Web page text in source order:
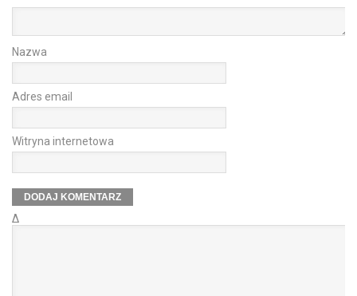
Nazwa
Adres email
Witryna internetowa
Δ